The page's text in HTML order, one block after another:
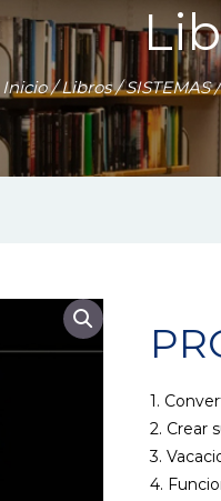
Inicio/Libros/SISTEMAS/
1.
2. Crear
3.
4.